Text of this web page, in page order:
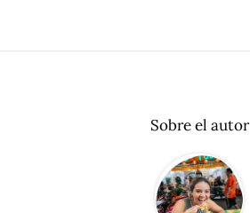
Sobre el autor